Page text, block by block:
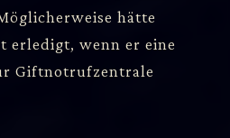
hätte
erledigt, wenn er eine
Giftnotrufzentrale